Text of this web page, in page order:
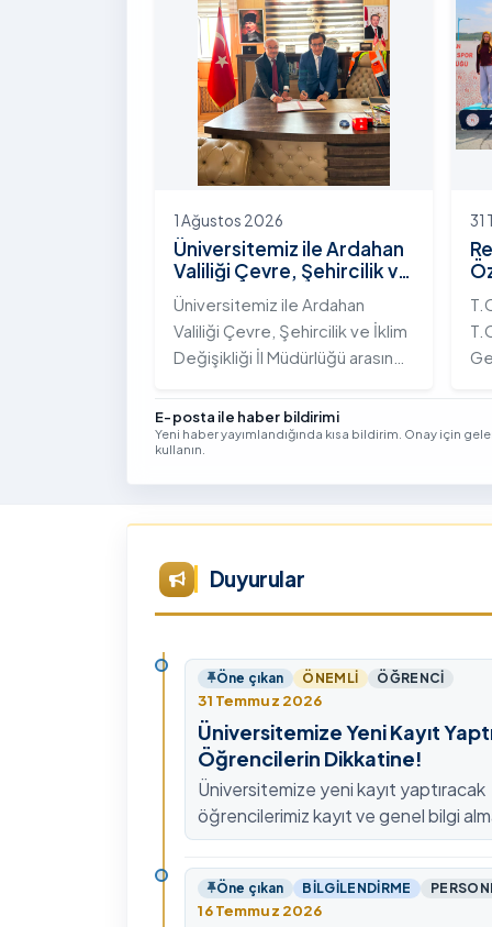
Yolunda Bilim Diplomasisi:
Akademi Lansmanı” programına
katıldı.
1 Ağustos 2026
Üniversitemiz ile Ardahan
Valiliği Çevre, Şehircilik ve
İklim Değişikliği İl
Müdürlüğü Arasında İş
Birliği Protokolü İmzalandı
Üniversitemiz ile Ardahan
Valiliği Çevre, Şehircilik ve İklim
Değişikliği İl Müdürlüğü arasında
güçlendirmek amacıyla
stratejik bir protokole imza
31
E-posta ile haber bildirimi
Yeni haber yayımlandığında kısa bildirim. Onay için
kullanın.
Duyurular
Öne çıkan ÖNEMLI ÖĞRENCI
31 Temmuz 2026
Üniversitemize Yeni Kayıt
Öğrencilerin Dikkatine!
Üniversitemize yeni kayıt yaptıracak
öğrencilerimiz kayıt ve genel bilgi
0478 211 75 75 Dahili: 1913 nolu
ulaşabilirsiniz.
Öne çıkan BILGILENDIRME
16 Temmuz 2026